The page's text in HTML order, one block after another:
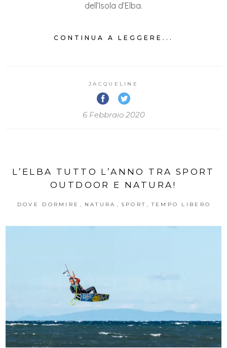
dell’Isola d’Elba.
CONTINUA A LEGGERE...
JACQUELINE
6 Febbraio 2020
L’ELBA TUTTO L’ANNO TRA SPORT
OUTDOOR E NATURA!
DOVE DORMIRE , NATURA , SPORT , TEMPO LIBERO